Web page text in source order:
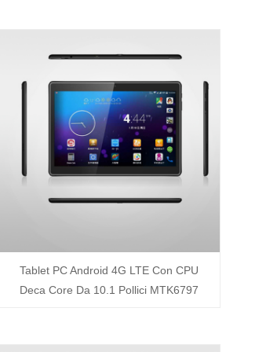
Tablet PC Android 4G LTE Con CPU
Deca Core Da 10.1 Pollici MTK6797